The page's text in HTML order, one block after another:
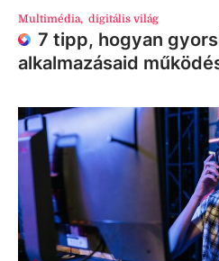
Multimédia, digitális világ
7 tipp, hogyan
alkalmazásaid